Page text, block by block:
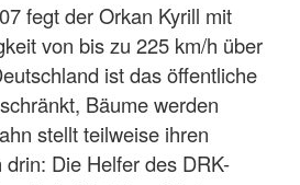
fegt der Orkan Kyrill mit
von bis zu 225 km/h über
ist das öffentliche
Bäume werden
stellt teilweise ihren
Die Helfer des DRK-